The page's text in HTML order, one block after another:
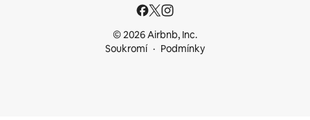
© 2026 Airbnb, Inc.
Soukromí
Podmínky